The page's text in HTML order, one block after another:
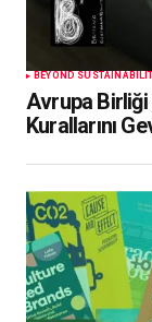
BEYOND
Avrupa
Kurallarını